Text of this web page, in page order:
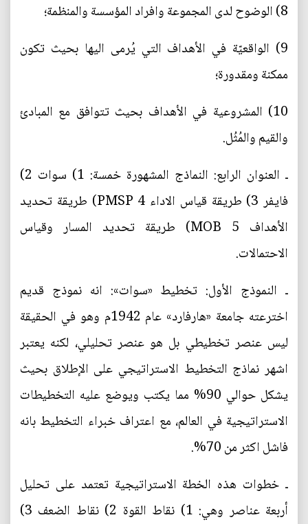
8) الوضوح لدى المجموعة وافراد المؤسسة والمنظمة؛
9) الواقعيّة في الأهداف التي يُرمى اليها بحيث تكون
ممكنة ومقدورة؛
10) المشروعية في الأهداف بحيث تتوافق مع المبادئ
والقيم والمُثُل.
ـ العنوان الرابع: النماذج المشهورة خمسة: 1) سوات 2)
فايفر 3) طريقة قياس الاداء PMSP 4) طريقة تحديد
الأهداف MOB 5) طريقة تحديد المسار وقياس
الاحتمالات.
ـ النموذج الأول: تخطيط «سوات»: انه نموذج قديم
اخترعته جامعة «هارفارد» عام 1942م وهو في الحقيقة
ليس عنصر تخطيطي بل هو عنصر تحليلي، لكنه يعتبر
اشهر نماذج التخطيط الاستراتيجي على الإطلاق بحيث
يشكل حوالي 90% مما يكتب ويوضع عليه التخطيطات
الاستراتيجية في العالم، مع اعتراف خبراء التخطيط بانه
فاشل اكثر من 70%.
ـ خطوات هذه الخطة الاستراتيجية تعتمد على تحليل
أربعة عناصر وهي: 1) نقاط القوة 2) نقاط الضعف 3)